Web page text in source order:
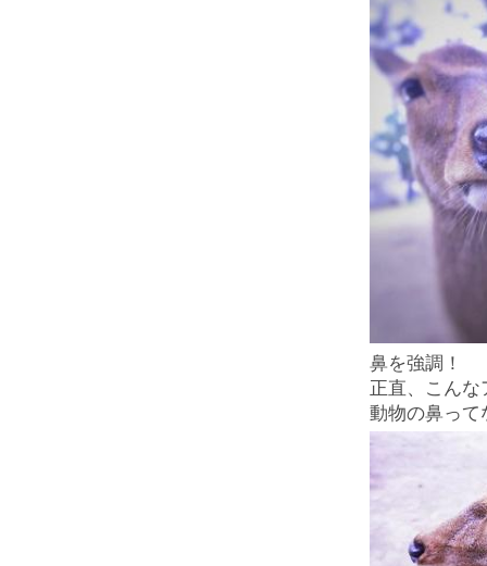
鼻を強調！
正直、こん
動物の鼻って